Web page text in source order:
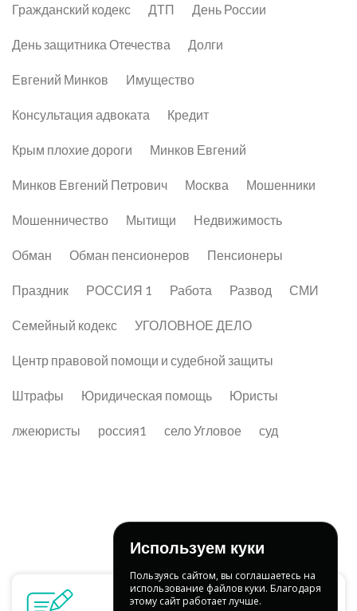
Гражданский кодекс ДТП День России
День защитника Отечества Долги
Евгений Минков Имущество
Консультация адвоката Кредит
Крым плохие дороги Минков Евгений
Минков Евгений Петрович Москва Мошенники
Мошенничество Мытищи Недвижимость
Обман Обман пенсионеров Пенсионеры
Праздник РОССИЯ 1 Работа Развод СМИ
Семейный кодекс УГОЛОВНОЕ ДЕЛО
Центр правовой помощи и судебной защиты
Штрафы Юридическая помощь Юристы
лжеюристы россия1 село Угловое суд
Используем куки
Пользуясь сайтом, вы соглашаетесь на
использование файлов куки. Благодаря
этому сайт работает лучше.